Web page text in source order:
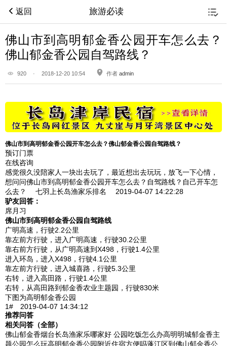
返回 旅游必读
佛山市到高明郁金香公园开车怎么去？
佛山郁金香公园自驾路线？
920 · 2018-12-20 10:54 作者 admin
佛山市到高明郁金香公园开车怎么去？佛山郁金香公园自驾路线？
预订门票
在线咨询
感觉很久没陪家人一块出去玩了，最近想出去玩玩，放飞一下心情，
想问问佛山市到高明郁金香公园开车怎么去？自驾路线？自己开车怎
么去？
七羽上长岛渔家乐排名 2019-04-07 14:22:28
驴友回答：
席月习
佛山市到高明郁金香公园自驾路线
广明高速，行驶2.2公里
靠左前方行驶，进入广明高速，行驶30.2公里
靠右前方行驶，从广明高速到X498，行驶1.4公里
进入环岛，进入X498，行驶4.1公里
靠左前方行驶，进入城喜路，行驶5.3公里
右转，进入高田路，行驶1.4公里
右转，从高田路到郁金香农业主题园，行驶830米
下图为高明郁金香公园
1# 2019-04-07 14:34:12
推荐问答
相关问答（全部）
佛山郁金香烟台长岛渔家乐哪家好 公园吃饭怎么办高明明城郁金香主
题公园怎么玩高明郁金香公园附近住宿方便吗蓬江区到佛山郁金香公